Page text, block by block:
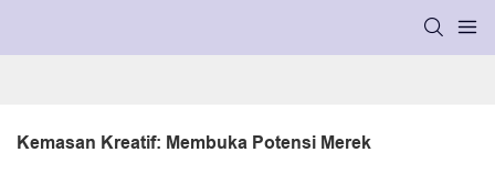
Kemasan Kreatif: Membuka Potensi Merek